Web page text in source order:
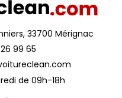
33700 Mérignac
99 65
de 09h-18h